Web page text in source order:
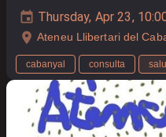
Thursday, Apr 23,
Ateneu Llibertari del
cabanyal consulta